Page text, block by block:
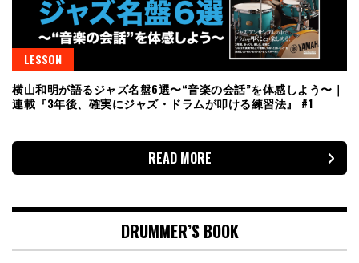
LESSON
横山和明が語るジャズ名盤6選〜“音楽の会話”を体感しよう〜｜
連載『3年後、確実にジャズ・ドラムが叩ける練習法』 #1
READ MORE
DRUMMER’S BOOK